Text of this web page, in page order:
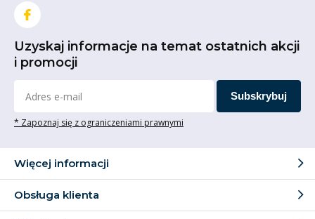
Uzyskaj informacje na temat ostatnich akcji
i promocji
Subskrybuj
* Zapoznaj się z ograniczeniami prawnymi
Więcej informacji
Obsługa klienta